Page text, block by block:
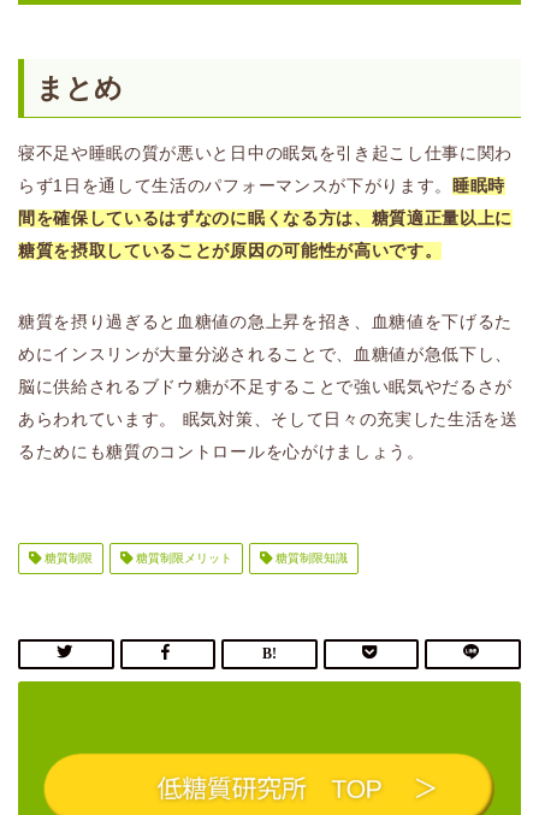
まとめ
寝不足や睡眠の質が悪いと日中の眠気を引き起こし仕事に関わ
らず1日を通して生活のパフォーマンスが下がります。
睡眠時
間を確保しているはずなのに眠くなる方は、糖質適正量以上に
糖質を摂取していることが原因の可能性が高いです。
糖質を摂り過ぎると血糖値の急上昇を招き、血糖値を下げるた
めにインスリンが大量分泌されることで、血糖値が急低下し、
脳に供給されるブドウ糖が不足することで強い眠気やだるさが
あらわれています。 眠気対策、そして日々の充実した生活を送
るためにも糖質のコントロールを心がけましょう。
糖質制限 糖質制限メリット 糖質制限知識